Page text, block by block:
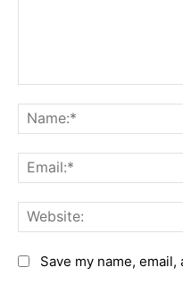
Save my name,